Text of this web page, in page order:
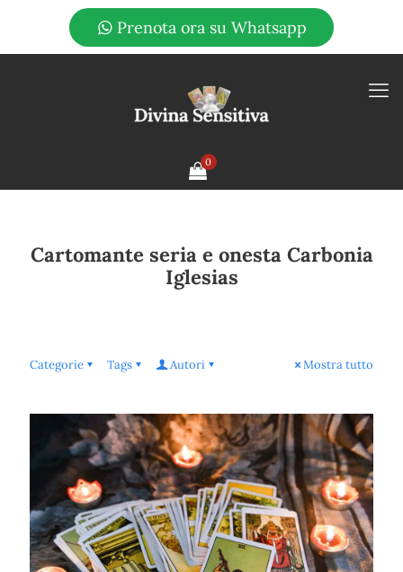
Prenota ora su Whatsapp
0
Cartomante seria e onesta Carbonia
Iglesias
Categorie Tags Autori Mostra tutto